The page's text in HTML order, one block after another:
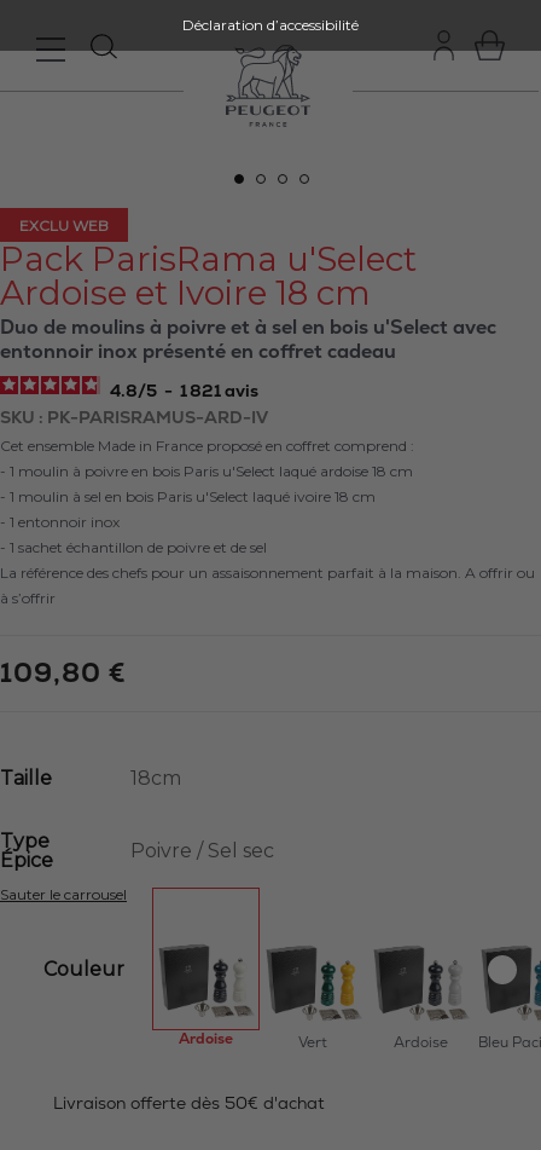
Déclaration d’accessibilité
Pack ParisRama u'Select
Ardoise et Ivoire 18 cm
EXCLU WEB
Duo de moulins à poivre et à sel en bois u'Select avec
entonnoir inox présenté en coffret cadeau
SKU PK-PARISRAMUS-ARD-IV
4.8/5 - 1 821avis
Cet ensemble Made in France proposé en coffret comprend :
- 1 moulin à poivre en bois Paris u'Select laqué ardoise 18 cm
- 1 moulin à sel en bois Paris u'Select laqué ivoire 18 cm
- 1 entonnoir inox
- 1 sachet échantillon de poivre et de sel
La référence des chefs pour un assaisonnement parfait à la maison. A offrir ou
à s’offrir
109,80 €
Taille
Type
Épice
Sauter le carrousel
Couleur
Ardoise Vert Ardoise Bleu
Livraison offerte dès 50€ d'achat